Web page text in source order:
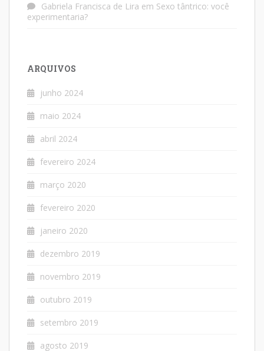
Gabriela Francisca de Lira em Sexo tântrico: você
experimentaria?
ARQUIVOS
junho 2024
maio 2024
abril 2024
fevereiro 2024
março 2020
fevereiro 2020
janeiro 2020
dezembro 2019
novembro 2019
outubro 2019
setembro 2019
agosto 2019